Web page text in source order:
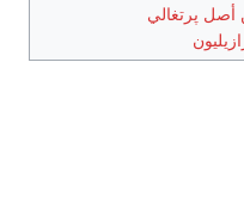
أصل پرتغالي